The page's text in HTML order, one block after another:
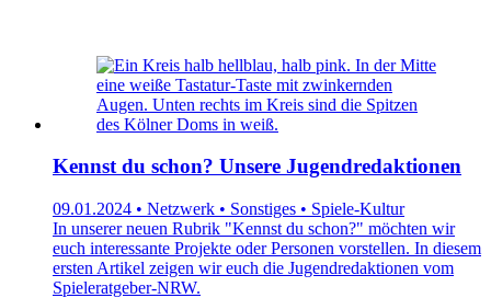
Kennst du schon? Unsere Jugendredaktionen
09.01.2024 • Netzwerk • Sonstiges • Spiele-Kultur
In unserer neuen Rubrik "Kennst du schon?" möchten wir
euch interessante Projekte oder Personen vorstellen. In diesem
ersten Artikel zeigen wir euch die Jugendredaktionen vom
Spieleratgeber-NRW.